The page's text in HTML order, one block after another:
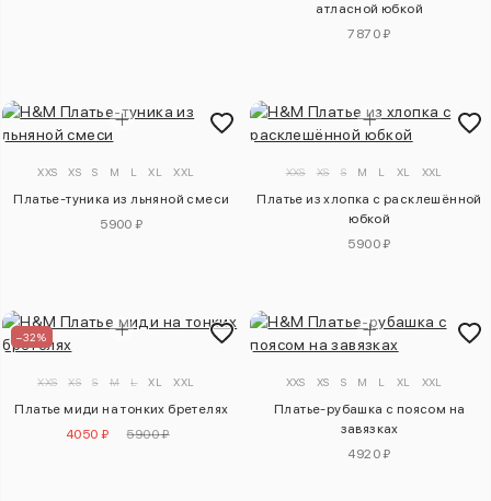
атласной юбкой
7870 ₽
XXS XS S M L XL XXL
Платье-туника из льняной смеси
5900 ₽
XXS XS S M L XL XXL
Платье из хлопка с расклешённой
юбкой
5900 ₽
–32%
XXS XS S M L XL XXL
Платье миди на тонких бретелях
4050 ₽
5900 ₽
XXS XS S M L XL XXL
Платье-рубашка с поясом на
завязках
4920 ₽